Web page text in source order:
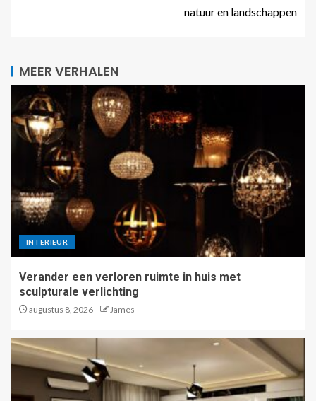
natuur en landschappen
MEER VERHALEN
INTERIEUR
Verander een verloren ruimte in huis met
sculpturale verlichting
augustus 8, 2026 James